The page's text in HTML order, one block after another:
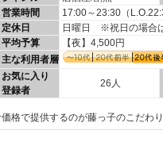
営業時間
17:00～23:30（
定休日
日曜日 ※祝日の場合
平均予算
【夜】4,500円
主な利用者層
お気に入り
登録者
26人
格で提供するのが藤っ子のこだわ